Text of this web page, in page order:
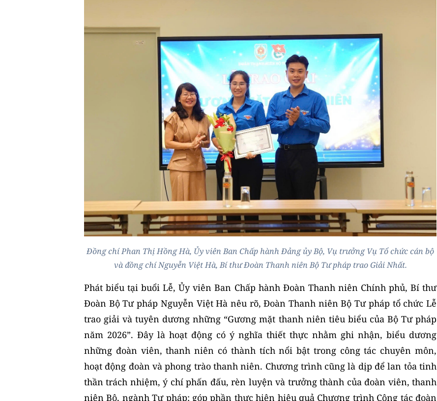
Đồng chí Phan Thị Hồng Hà, Ủy viên Ban Chấp hành Đảng ủy Bộ, Vụ trưởng Vụ Tổ chức cán bộ
và đồng chí Nguyễn Việt Hà, Bí thư Đoàn Thanh niên Bộ Tư pháp trao Giải Nhất.
Phát biểu tại buổi Lễ, Ủy viên Ban Chấp hành Đoàn Thanh niên Chính phủ, Bí thư
Đoàn Bộ Tư pháp Nguyễn Việt Hà nêu rõ, Đoàn Thanh niên Bộ Tư pháp tổ chức Lễ
trao giải và tuyên dương những “Gương mặt thanh niên tiêu biểu của Bộ Tư pháp
năm 2026”. Đây là hoạt động có ý nghĩa thiết thực nhằm ghi nhận, biểu dương
những đoàn viên, thanh niên có thành tích nổi bật trong công tác chuyên môn,
hoạt động đoàn và phong trào thanh niên. Chương trình cũng là dịp để lan tỏa tinh
thần trách nhiệm, ý chí phấn đấu, rèn luyện và trưởng thành của đoàn viên, thanh
niên Bộ, ngành Tư pháp; góp phần thực hiện hiệu quả Chương trình Công tác đoàn